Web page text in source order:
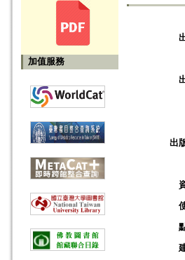
加值服務
出